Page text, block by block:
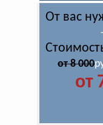
От вас
от 8 000
от